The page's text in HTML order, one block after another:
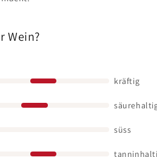
Wein?
kräftig
süss